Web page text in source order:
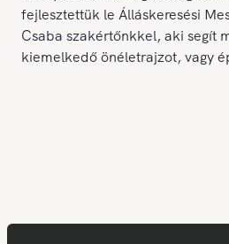
fejlesztettük le Álláskeresési
Csaba szakértőnkkel, aki segít
kiemelkedő önéletrajzot, vagy